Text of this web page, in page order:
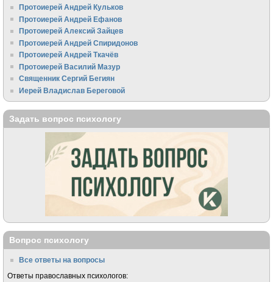
Протоиерей Андрей Кульков
Протоиерей Андрей Ефанов
Протоиерей Алексий Зайцев
Протоиерей Андрей Спиридонов
Протоиерей Андрей Ткачёв
Протоиерей Василий Мазур
Священник Сергий Бегиян
Иерей Владислав Береговой
Задать вопрос психологу
Вопрос психологу
Все ответы на вопросы
Ответы православных психологов: